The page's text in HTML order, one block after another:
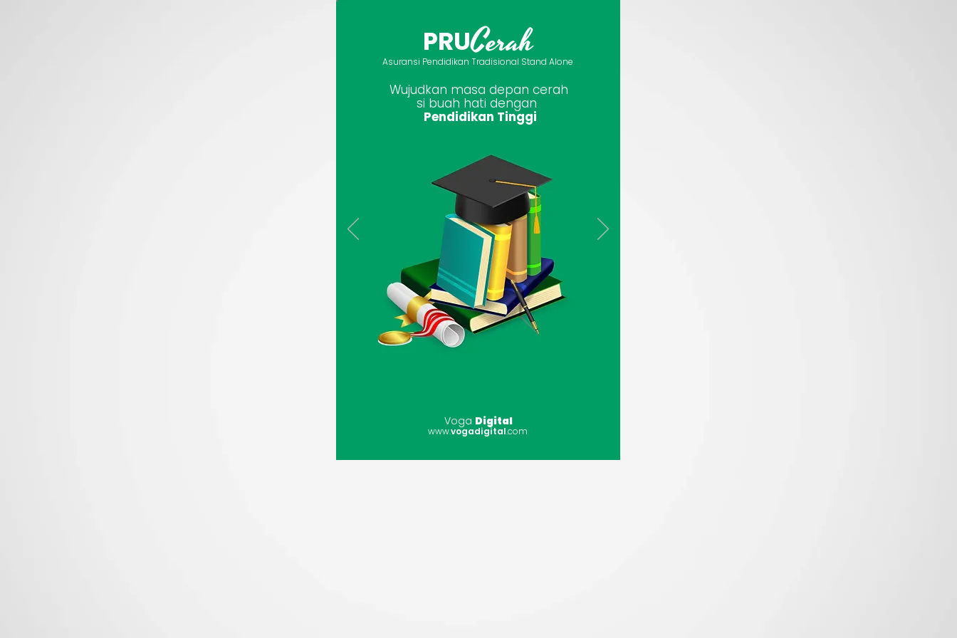
PRUCerah
Asuransi Pendidikan Tradisional Stand Alone
Wujudkan masa depan cerah
si buah hati dengan
Pendidikan Tinggi
Voga Digital
www.vogadigital.com